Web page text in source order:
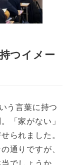
つイメー
う言葉に持つ
「家がない」
られました。
通りですが、
でしょうか。